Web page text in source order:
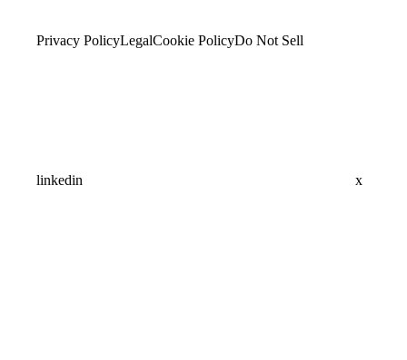
Privacy PolicyLegalCookie PolicyDo Not Sell
linkedin x